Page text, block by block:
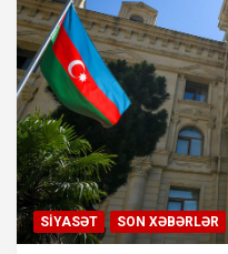
SIYASƏT SON XƏBƏRLƏR